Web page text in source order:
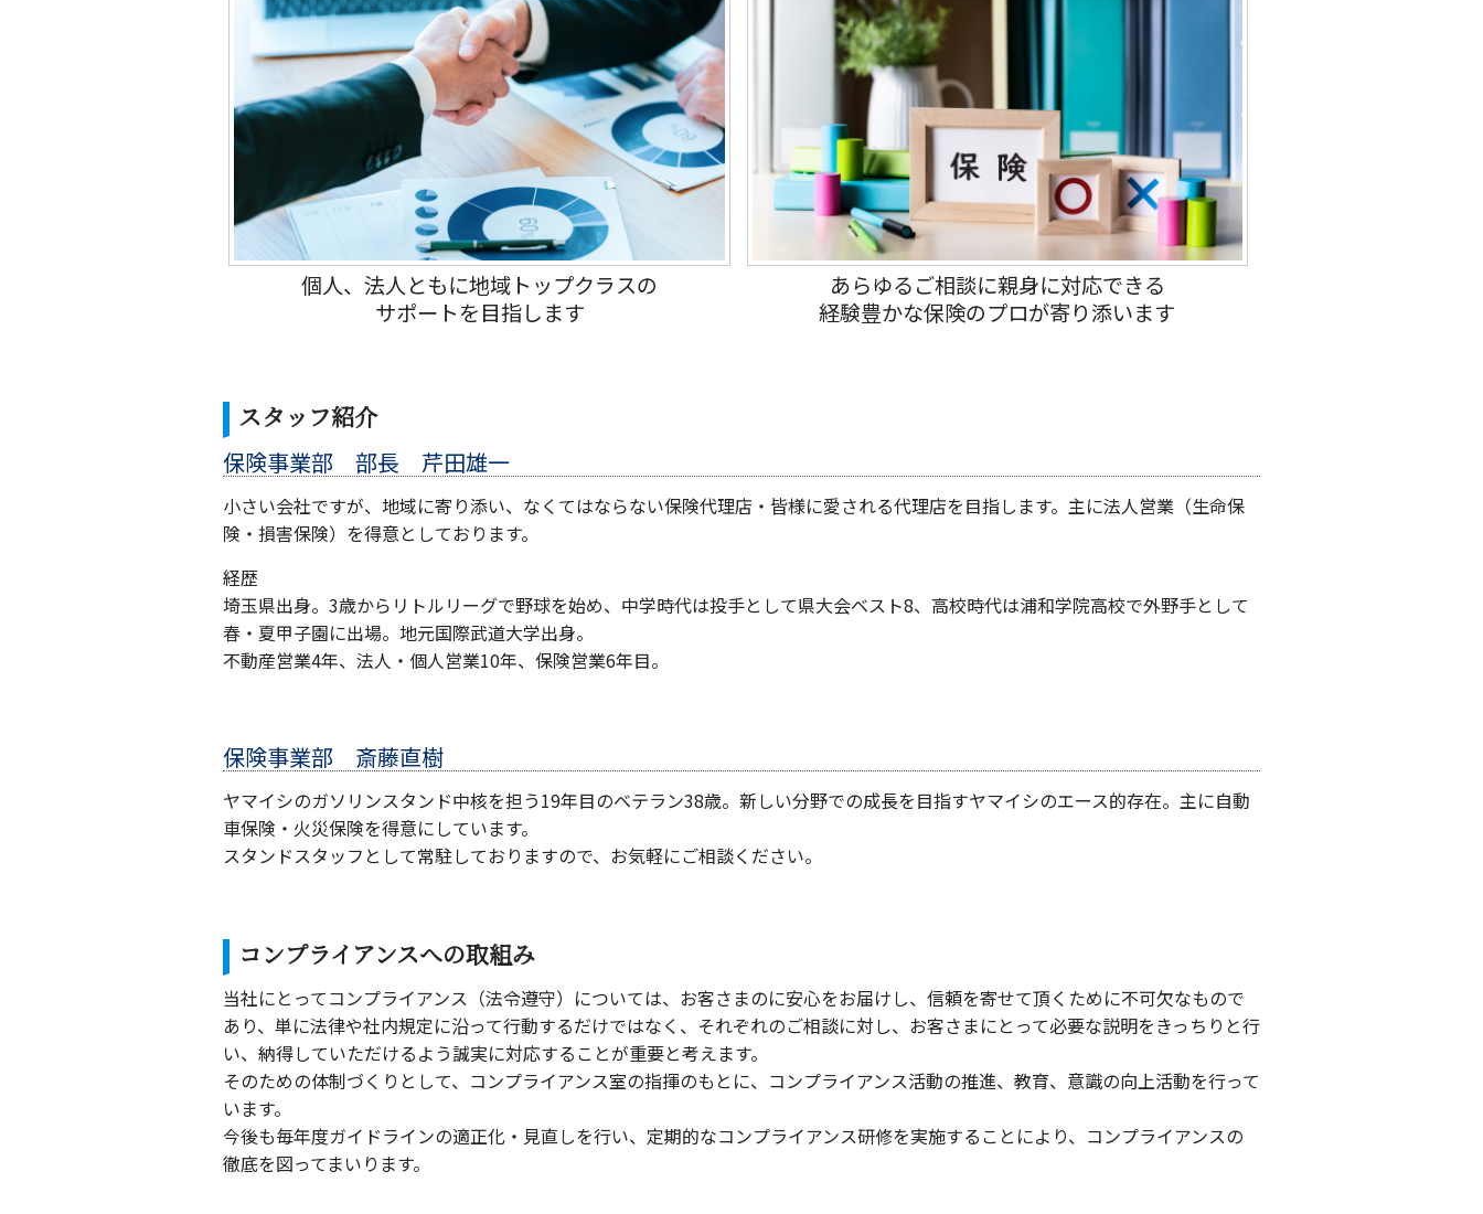
個人、法人ともに地域トップクラスの
サポートを目指します
あらゆるご相談に親身に対応できる
経験豊かな保険のプロが寄り添います
スタッフ紹介
保険事業部 部長 芹田雄一
小さい会社ですが、地域に寄り添い、なくてはならない保険代理店・皆様に愛される代理店を目指します。主に法人営業（生命保
険・損害保険）を得意としております。
経歴
埼玉県出身。3歳からリトルリーグで野球を始め、中学時代は投手として県大会ベスト8、高校時代は浦和学院高校で外野手として
春・夏甲子園に出場。地元国際武道大学出身。
不動産営業4年、法人・個人営業10年、保険営業6年目。
保険事業部 斎藤直樹
ヤマイシのガソリンスタンド中核を担う19年目のベテラン38歳。新しい分野での成長を目指すヤマイシのエース的存在。主に自動
車保険・火災保険を得意にしています。
スタンドスタッフとして常駐しておりますので、お気軽にご相談ください。
コンプライアンスへの取組み
当社にとってコンプライアンス（法令遵守）については、お客さまのに安心をお届けし、信頼を寄せて頂くために不可欠なもので
あり、単に法律や社内規定に沿って行動するだけではなく、それぞれのご相談に対し、お客さまにとって必要な説明をきっちりと行
い、納得していただけるよう誠実に対応することが重要と考えます。
そのための体制づくりとして、コンプライアンス室の指揮のもとに、コンプライアンス活動の推進、教育、意識の向上活動を行って
います。
今後も毎年度ガイドラインの適正化・見直しを行い、定期的なコンプライアンス研修を実施することにより、コンプライアンスの
徹底を図ってまいります。